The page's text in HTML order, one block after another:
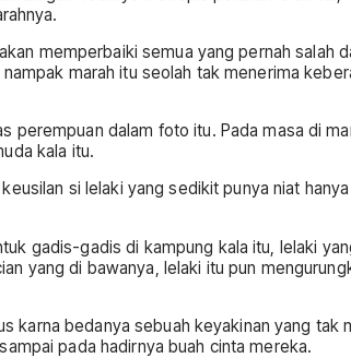
memperbaiki semua yang pernah salah
marah itu seolah tak menerima
perempuan dalam foto itu. Pada masa di
kala itu.
si lelaki yang sedikit punya niat
gadis-gadis di kampung kala itu, lelaki
yang di bawanya, lelaki itu pun
karna bedanya sebuah keyakinan yang tak
pada hadirnya buah cinta mereka.